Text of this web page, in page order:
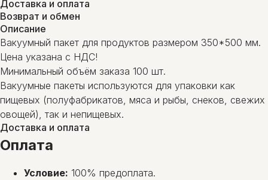
Доставка и оплата
Возврат и обмен
Описание
Вакуумный пакет для продуктов размером 350*500 мм.
Цена указана с НДС!
Минимальный объём заказа 100 шт.
Вакуумные пакеты используются для упаковки как
пищевых (полуфабрикатов, мяса и рыбы, снеков, свежих
овощей), так и непищевых.
Доставка и оплата
Оплата
Условие: 100% предоплата.